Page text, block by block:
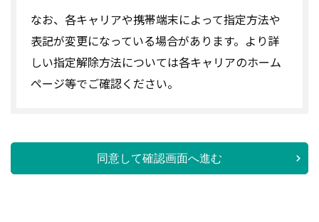
なお、各キャリアや携帯端末によって指定方法や
表記が変更になっている場合があります。より詳
しい指定解除方法については各キャリアのホーム
ページ等でご確認ください。
同意して確認画面へ進む